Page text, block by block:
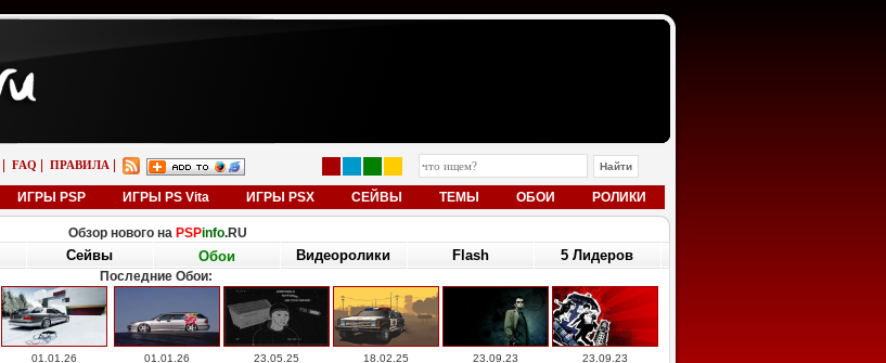
FAQ ПРАВИЛА
ИГРЫ PSP ИГРЫ PS Vita ИГРЫ PSX СЕЙВЫ ТЕМЫ ОБОИ РОЛИКИ
Обзор нового на PSPinfo.RU
Сейвы Обои Видеоролики Flash 5 Лидеров
Последние Обои:
01.01.26
01.01.26
23.05.25
18.02.25
23.09.23
23.09.23